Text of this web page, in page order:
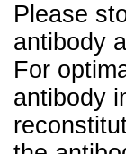
Please
antibody
For
antibody